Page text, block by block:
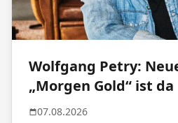
Wolfgang Petry:
„Morgen Gold“ ist da
07.08.2026